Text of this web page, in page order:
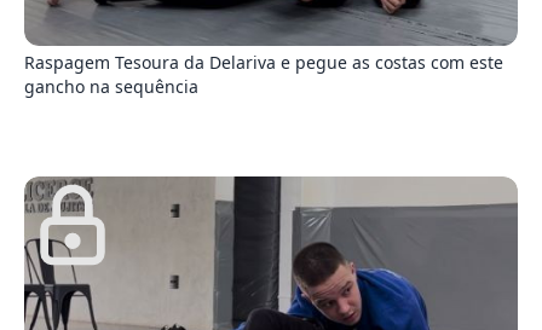
Raspagem Tesoura da Delariva e pegue as costas com este
gancho na sequência